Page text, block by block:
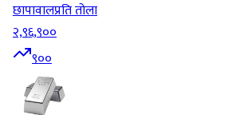
छापावालप्रति तोला
२,९६,९००
९००